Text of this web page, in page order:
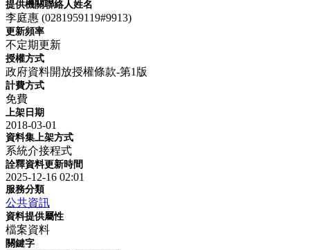
提供機關聯絡人姓名
李庭惠 (0281959119#9913)
更新頻率
不定期更新
授權方式
政府資料開放授權條款-第1版
計費方式
免費
上架日期
2018-03-01
資料集上架方式
系統介接程式
詮釋資料更新時間
2025-12-16 02:01
服務分類
公共資訊
資料提供屬性
檔案資料
關鍵字